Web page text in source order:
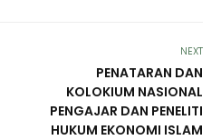
NEXT
PENATARAN DAN
KOLOKIUM NASIONAL
PENGAJAR DAN PENELITI
HUKUM EKONOMI ISLAM